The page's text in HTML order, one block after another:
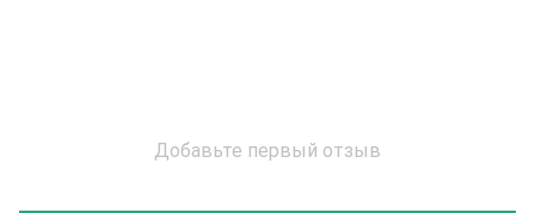
Добавьте первый отзыв